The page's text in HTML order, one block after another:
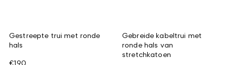
Gestreepte trui met ronde
hals
€190
Gebreide kabeltrui met
ronde hals van
stretchkatoen